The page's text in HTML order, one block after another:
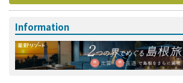
Information